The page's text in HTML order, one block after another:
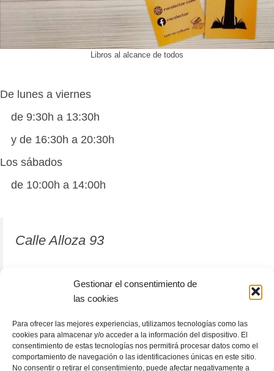
Gestionar el consentimiento de
las cookies
Para ofrecer las mejores experiencias, utilizamos tecnologías como las
cookies para almacenar y/o acceder a la información del dispositivo. El
consentimiento de estas tecnologías nos permitirá procesar datos como el
comportamiento de navegación o las identificaciones únicas en este sitio.
No consentir o retirar el consentimiento, puede afectar negativamente a
Libros al alcance de todos
De lunes a viernes
de 9:30h a 13:30h
y de 16:30h a 20:30h
Los sábados
de 10:00h a 14:00h
Calle Alloza 93
12001 Castellón de la Plana
964 81 37 63